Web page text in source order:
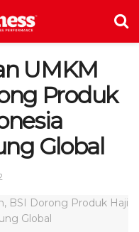
UMKM
Produk
Global